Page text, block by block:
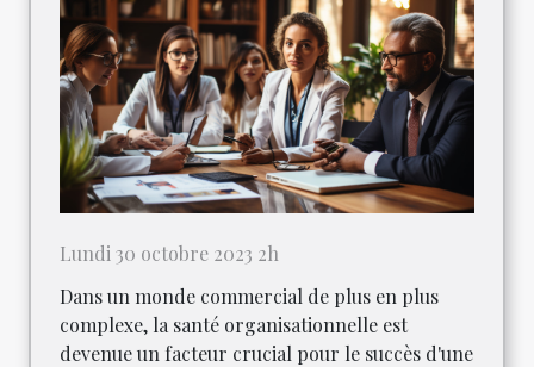
Lundi 30 octobre 2023 2h
Dans un monde commercial de plus en plus
complexe, la santé organisationnelle est
devenue un facteur crucial pour le succès d'une